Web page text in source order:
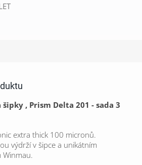
, Prism Delta 201 - sada 3
extra thick 100 micronů.
výdrží v šipce a unikátním